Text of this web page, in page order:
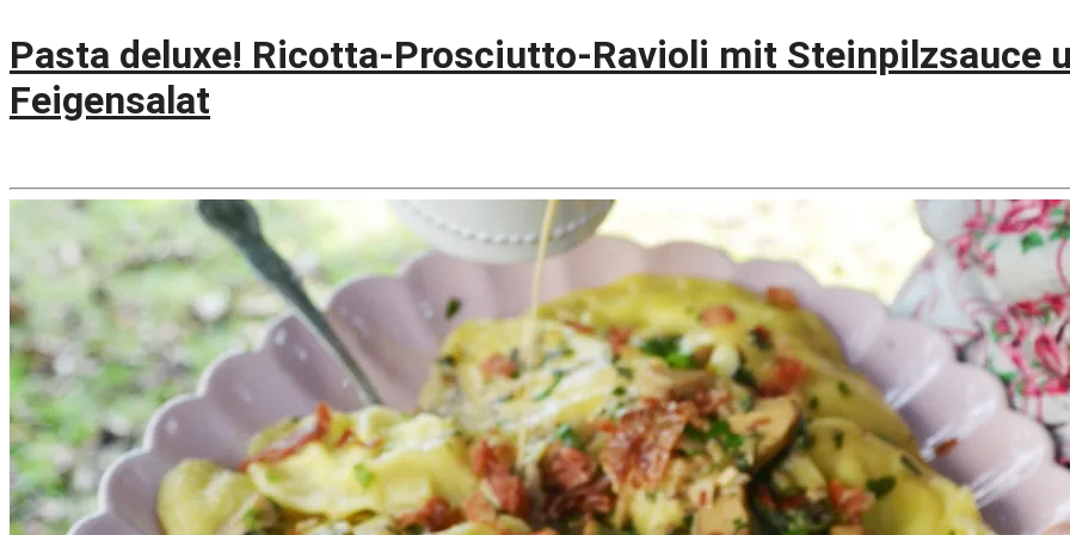
Pasta deluxe! Ricotta-Prosciutto-Ravioli mit Steinpilzsauce
Feigensalat